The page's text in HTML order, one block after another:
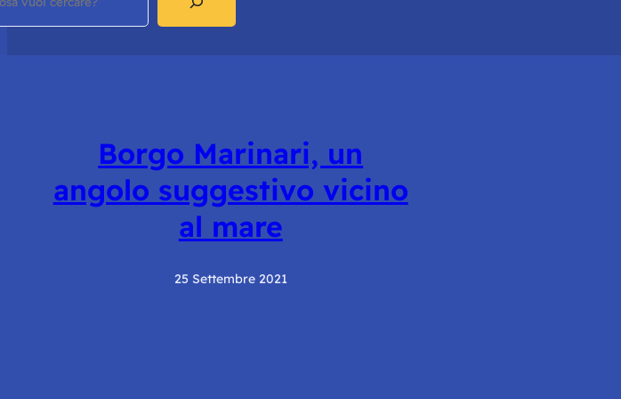
Borgo Marinari, un
angolo suggestivo vicino
al mare
25 Settembre 2021